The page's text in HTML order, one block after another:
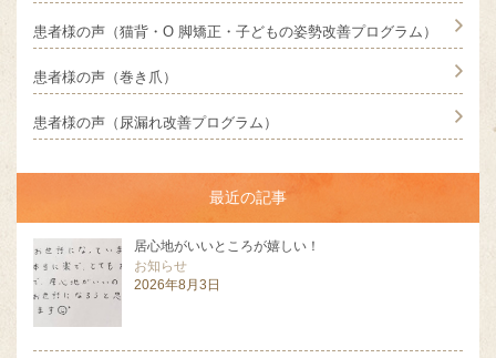
患者様の声（猫背・O 脚矯正・子どもの姿勢改善プログラム）
患者様の声（巻き爪）
患者様の声（尿漏れ改善プログラム）
最近の記事
居心地がいいところが嬉しい！
お知らせ
2026年8月3日